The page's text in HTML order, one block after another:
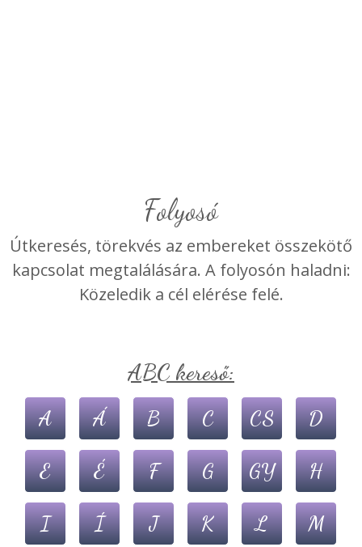
Folyosó
Útkeresés, törekvés az embereket összekötő
kapcsolat megtalálására. A folyosón haladni:
Közeledik a cél elérése felé.
ABC kereső:
A Á B C CS D
E É F G GY H
I Í J K L M